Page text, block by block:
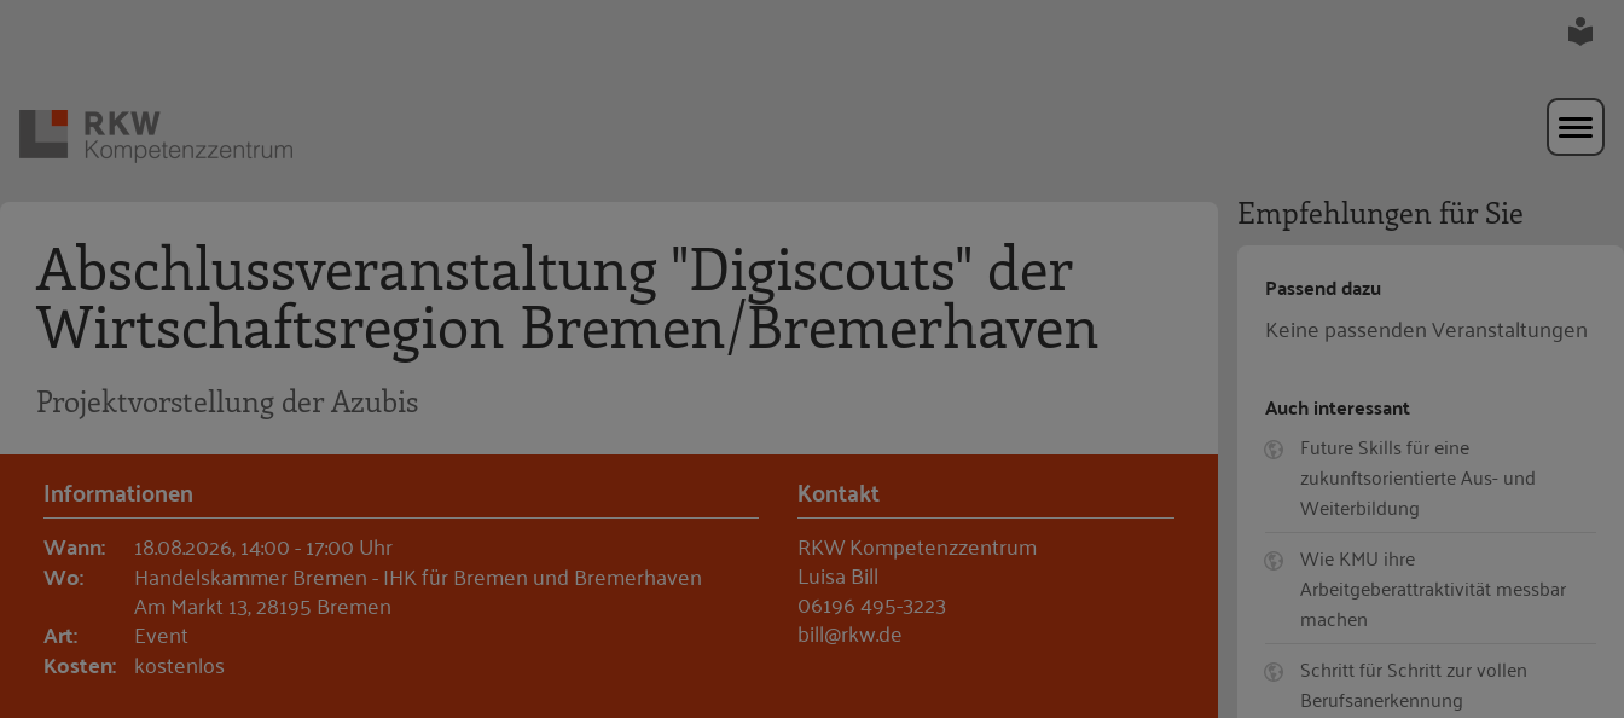
Abschlussveranstaltung "Digiscouts" der
Wirtschaftsregion Bremen/Bremerhaven
Projektvorstellung der Azubis
Informationen
Wann: 18.08.2026, 14:00 - 17:00 Uhr
Wo: Handelskammer Bremen - IHK für Bremen und Bremerhaven
Am Markt 13, 28195 Bremen
Art: Event
Kosten: kostenlos
Kontakt
RKW Kompetenzzentrum
Luisa Bill
06196 495-3223
bill@rkw.de
Empfehlungen für Sie
Passend dazu
Keine passenden Veranstaltungen
Auch interessant
Future Skills für eine
zukunftsorientierte Aus- und
Weiterbildung
Wie KMU ihre
Arbeitgeberattraktivität messbar
machen
Schritt für Schritt zur vollen
Berufsanerkennung